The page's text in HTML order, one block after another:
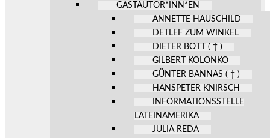
GASTAUTOR*INN*EN
ANNETTE HAUSCHILD
DETLEF ZUM WINKEL
DIETER BOTT ( † )
GILBERT KOLONKO
GÜNTER BANNAS ( † )
HANSPETER KNIRSCH
INFORMATIONSSTELLE
LATEINAMERIKA
JULIA REDA